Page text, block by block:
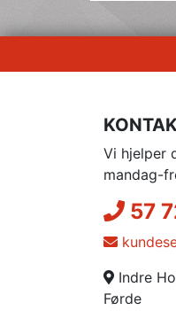
Vi hjelper
mandag-
57
Indre
Førde